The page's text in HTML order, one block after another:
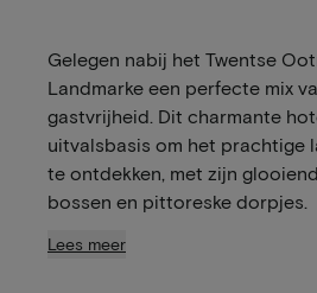
Gelegen nabij het Twentse
Landmarke een perfecte mix
gastvrijheid. Dit charmante
uitvalsbasis om het prachtige
te ontdekken, met zijn
bossen en pittoreske dorpjes.
Lees meer